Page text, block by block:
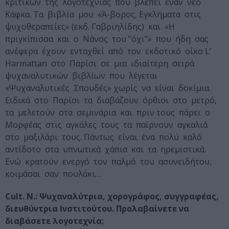
Κάφκα. Τα βιβλία μου «Ά-βορος, Εγκλήματα στις
ψυχοθεραπείες» (εκδ. Γαβριηλίδης) και «Η
πριγκίπισσα και ο Νάνος του ”όχι”» που ήδη σας
ανέφερα έχουν ενταχθεί από τον εκδοτικό οίκο L’
Harmattan στο Παρίσι σε μια ιδιαίτερη σειρά
ψυχαναλυτικών βιβλίων που λέγεται
«Ψυχαναλυτικές Σπουδές» χωρίς να είναι δοκίμια.
Ειδικά στο Παρίσι τα διαβάζουν όρθιοι στο μετρό,
τα μελετούν στα σεμινάρια και πριν τους πάρει ο
Μορφέας στις αγκάλες τους τα παίρνουν αγκαλιά
στο μαξιλάρι τους. Πάντως είναι ένα πολύ καλό
αντίδοτο στα υπνωτικά χάπια και τα ηρεμιστικά.
Ενώ κρατούν ενεργό τον παλμό του ασυνειδήτου,
κοιμάσαι σαν πουλάκι…
Cult. N.: Ψυχαναλύτρια, χορογράφος, συγγραφέας,
διευθύντρια Ινστιτούτου. Προλαβαίνετε να
διαβάσετε λογοτεχνία;